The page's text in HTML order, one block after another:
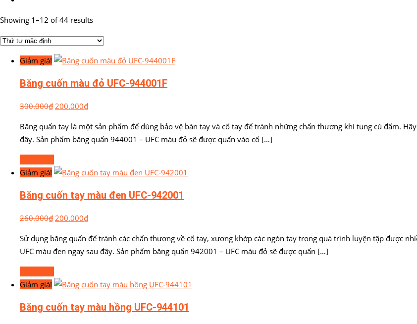
Showing 1–12 of 44 results
Giảm giá!
Băng cuốn màu đỏ UFC-944001F
300.000₫ 200.000₫
Băng quấn tay là một sản phẩm để dùng bảo vệ bàn tay và cổ tay để tránh những chấn thương khi tung cú đấm.
đây. Sản phẩm băng quấn 944001 – UFC màu đỏ sẽ được quấn vào cổ […]
Giảm giá!
Băng cuốn tay màu đen UFC-942001
260.000₫ 200.000₫
Sử dụng băng quấn để tránh các chấn thương về cổ tay, xương khớp các ngón tay trong quá trình luyện tập được
UFC màu đen ngay sau đây. Sản phẩm băng quấn 942001 – UFC màu đỏ sẽ được quấn […]
Giảm giá!
Băng cuốn tay màu hồng UFC-944101